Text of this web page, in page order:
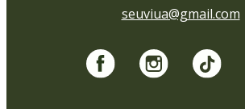
seuviua@gmail.com